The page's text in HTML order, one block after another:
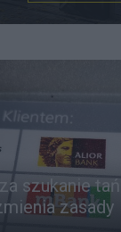
szukanie
zasady